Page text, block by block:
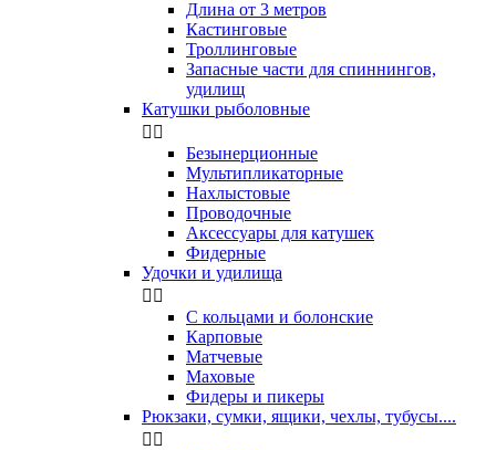
Длина от 3 метров
Кастинговые
Троллинговые
Запасные части для спиннингов,
удилищ
Катушки рыболовные
 
Безынерционные
Мультипликаторные
Нахлыстовые
Проводочные
Аксессуары для катушек
Фидерные
Удочки и удилища
 
С кольцами и болонские
Карповые
Матчевые
Маховые
Фидеры и пикеры
Рюкзаки, сумки, ящики, чехлы, тубусы....
 